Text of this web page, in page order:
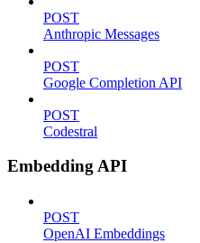
POST
Anthropic Messages
POST
Google Completion API
POST
Codestral
Embedding API
POST
OpenAI Embeddings